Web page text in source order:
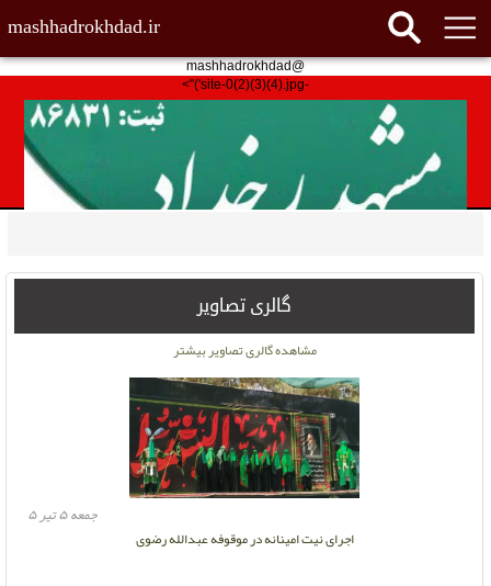
@mashhadrokhdad
mashhadrokhdad.ir
-site-0(2)(3)(4).jpg')">
گالری تصاویر
اجرای نیت امینانه در موقوفه عبدالله رضوی
جمعه ۵ تیر ۵
مشاهده گالری تصاویر بیشتر